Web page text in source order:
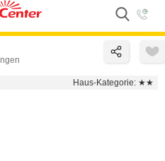
Haus-Kategorie: ★★